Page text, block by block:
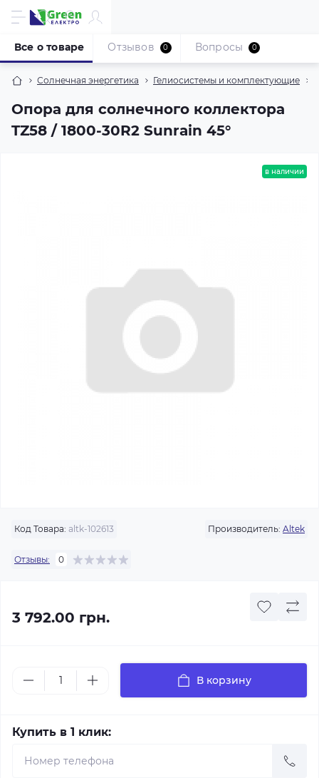
Солнечная энергетика Гелиосистемы и комплектующие
Опора для солнечного коллектора
TZ58 / 1800-30R2 Sunrain 45°
Все о товаре Отзывов 0 Вопросы 0
в наличии
Код Товара: altk-102613 Производитель: Altek
Отзывы: 0
3 792.00 грн.
В корзину
Купить в 1 клик: